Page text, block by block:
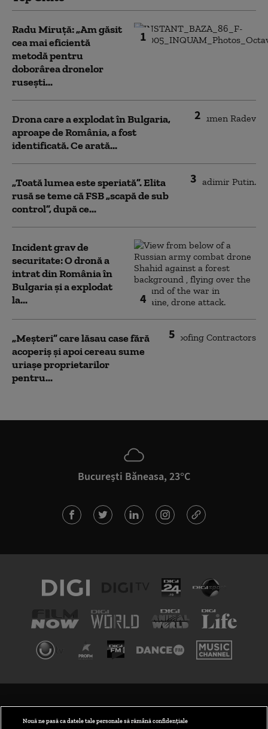
1
Radu Miruță: „Am găsit
cea mai eficientă
metodă pentru
doborârea dronelor
rusești...
2
Drona care a explodat în Bulgaria,
aproape de România, a fost
identificată. Ce arată...
3
„Toată lumea este speriată”. Elita
rusă se teme că FSB „scapă de sub
control”, după ce...
4
Incident grav de
securitate: O dronă a
intrat din România în
Bulgaria şi a explodat
la...
5
„Meșteri” care lăsau case fără
acoperiș și apoi cereau sume
uriașe proprietarilor
pentru...
București Băneasa, 23°C
Nouă ne pasă ca datele tale personale să rămână confidențiale